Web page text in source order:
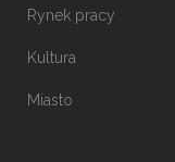
Rynek pracy
Kultura
Miasto